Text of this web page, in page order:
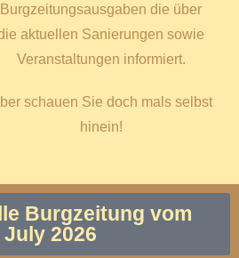
Burgzeitungsausgaben die über
aktuellen Sanierungen sowie
Veranstaltungen informiert.
schauen Sie doch mals selbst
hinein!
Burgzeitung vom
July 2026